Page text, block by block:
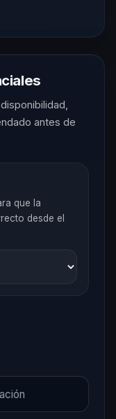
antes de
que la
desde el